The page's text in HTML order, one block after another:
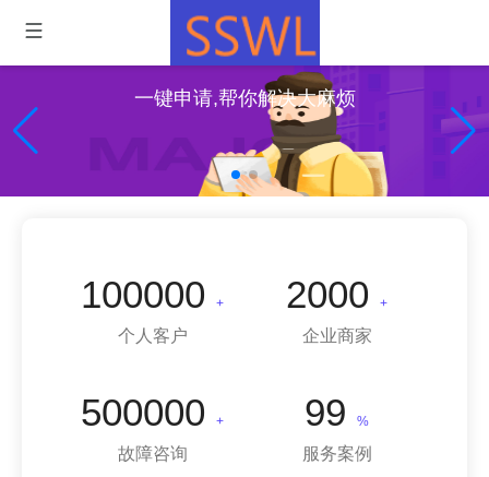
一键申请,帮你解决大麻烦
100000 +
个人客户
2000 +
企业商家
500000 +
故障咨询
99 %
服务案例